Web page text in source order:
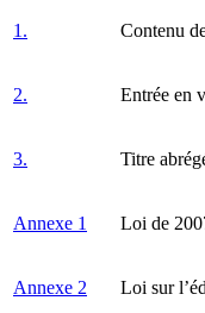
1. Contenu
2. Entrée en
3. Titre
Annexe 1 Loi de
Annexe 2 Loi sur